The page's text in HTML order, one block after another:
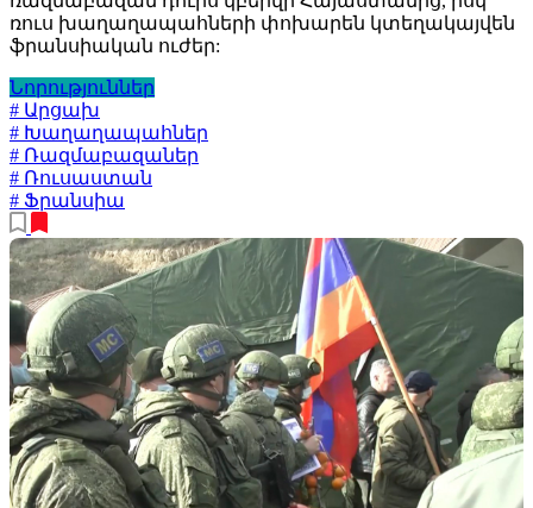
ռուս խաղաղապահների փոխարեն կտեղակայվեն
ֆրանսիական ուժեր:
Նորություններ
# Արցախ
# Խաղաղապահներ
# Ռազմաբազաներ
# Ռուսաստան
# Ֆրանսիա